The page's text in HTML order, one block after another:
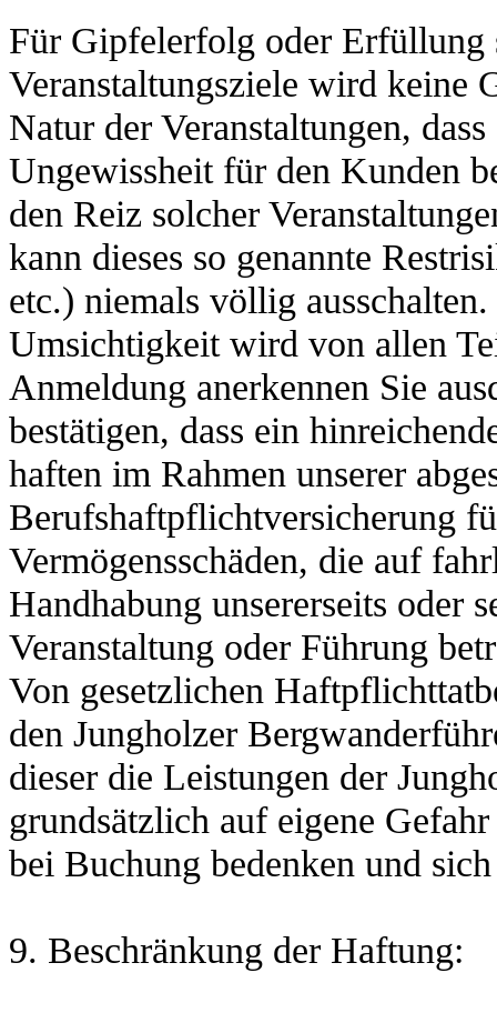
Für Gipfelerfolg oder Erfüllung
Veranstaltungsziele wird keine
Natur der Veranstaltungen,
Ungewissheit für den Kunden
den Reiz solcher
kann dieses so genannte
etc.) niemals völlig
Umsichtigkeit wird von allen
Anmeldung anerkennen Sie
bestätigen, dass ein
haften im Rahmen unserer
Berufshaftpflichtversicherung
Vermögensschäden, die auf
Handhabung unsererseits oder
Veranstaltung oder Führung
Von gesetzlichen
den Jungholzer
dieser die Leistungen der
grundsätzlich auf eigene
bei Buchung bedenken und
9. Beschränkung der Haftung: